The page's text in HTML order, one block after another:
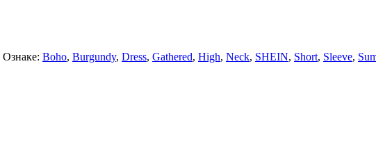
Ознаке: Boho, Burgundy, Dress, Gathered, High, Neck, SHEIN, Short, Sleeve,